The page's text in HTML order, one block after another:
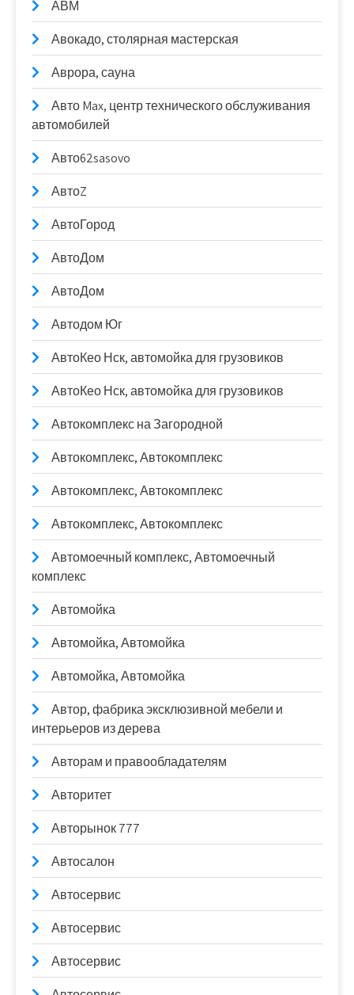
АВМ
Авокадо, столярная мастерская
Аврора, сауна
Авто Max, центр технического обслуживания
автомобилей
Авто62sasovo
АвтоZ
АвтоГород
АвтоДом
АвтоДом
Автодом Юг
АвтоКео Нск, автомойка для грузовиков
АвтоКео Нск, автомойка для грузовиков
Автокомплекс на Загородной
Автокомплекс, Автокомплекс
Автокомплекс, Автокомплекс
Автокомплекс, Автокомплекс
Автомоечный комплекс, Автомоечный
комплекс
Автомойка
Автомойка, Автомойка
Автомойка, Автомойка
Автор, фабрика эксклюзивной мебели и
интерьеров из дерева
Авторам и правообладателям
Авторитет
Авторынок 777
Автосалон
Автосервис
Автосервис
Автосервис